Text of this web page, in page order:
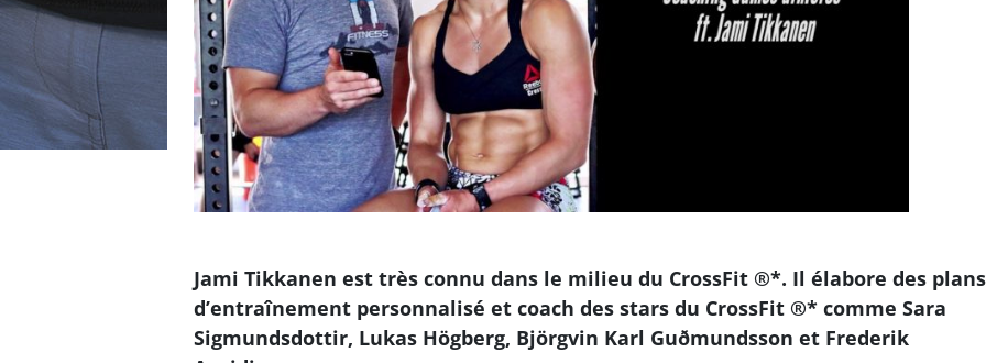
Jami Tikkanen est très connu dans le milieu du CrossFit ®*. Il élabore des plans
d’entraînement personnalisé et coach des stars du CrossFit ®* comme Sara
Sigmundsdottir, Lukas Högberg, Björgvin Karl Guðmundsson et Frederik